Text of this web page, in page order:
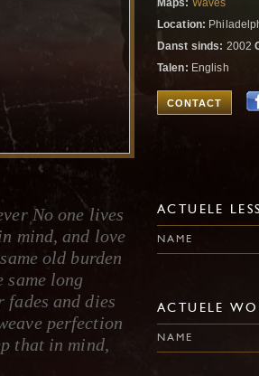
No one lives
mind, and love
old burden
same long
fades and dies
perfection
that in mind,
Maps: Waves
Location:
Danst sinds: 2002
Talen: English
CONTACT
ACTUELE
NAME
ACTUELE
NAME